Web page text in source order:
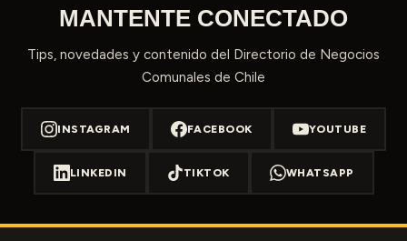
MANTENTE CONECTADO
Tips, novedades y contenido del Directorio de Negocios
Comunales de Chile
INSTAGRAM FACEBOOK YOUTUBE
LINKEDIN TIKTOK WHATSAPP